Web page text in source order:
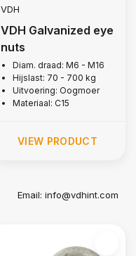
VDH
VDH Galvanized eye
nuts
Diam. draad: M6 - M16
Hijslast: 70 - 700 kg
Uitvoering: Oogmoer
Materiaal: C15
VIEW PRODUCT
Email:info@vdhint.com